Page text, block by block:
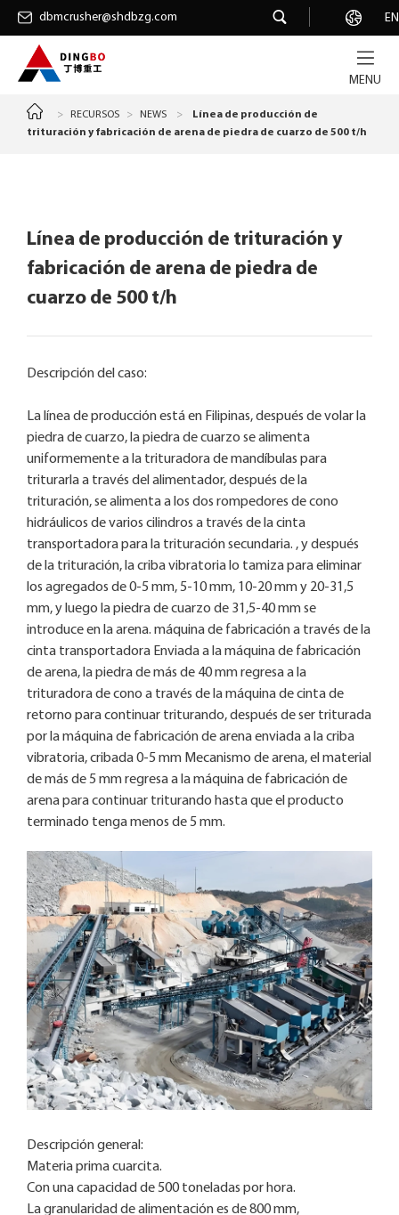
EN
dbmcrusher@shdbzg.com
MENU
dbmcrusher@shdbzg.com Carrera
> RECURSOS > NEWS >
Línea de producción de
trituración y fabricación de arena de piedra de cuarzo de 500 t/h
Línea de producción de trituración y
fabricación de arena de piedra de
cuarzo de 500 t/h
Descripción del caso:
La línea de producción está en Filipinas, después de volar la
piedra de cuarzo, la piedra de cuarzo se alimenta
uniformemente a la trituradora de mandíbulas para
triturarla a través del alimentador, después de la
trituración, se alimenta a los dos rompedores de cono
hidráulicos de varios cilindros a través de la cinta
transportadora para la trituración secundaria. , y después
de la trituración, la criba vibratoria lo tamiza para eliminar
los agregados de 0-5 mm, 5-10 mm, 10-20 mm y 20-31,5
mm, y luego la piedra de cuarzo de 31,5-40 mm se
introduce en la arena. máquina de fabricación a través de la
cinta transportadora Enviada a la máquina de fabricación
de arena, la piedra de más de 40 mm regresa a la
trituradora de cono a través de la máquina de cinta de
retorno para continuar triturando, después de ser triturada
por la máquina de fabricación de arena enviada a la criba
vibratoria, cribada 0-5 mm Mecanismo de arena, el material
de más de 5 mm regresa a la máquina de fabricación de
arena para continuar triturando hasta que el producto
terminado tenga menos de 5 mm.
Descripción general:
Materia prima cuarcita.
Con una capacidad de 500 toneladas por hora.
La granularidad de alimentación es de 800 mm,